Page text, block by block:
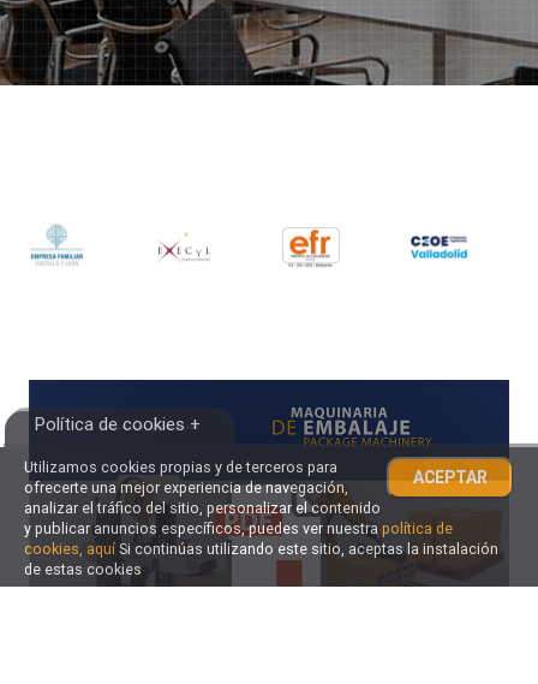
ACEPTAR
Utilizamos cookies propias y de terceros para
ofrecerte una mejor experiencia de navegación,
analizar el tráfico del sitio, personalizar el contenido
y publicar anuncios específicos, puedes ver nuestrapolítica de
cookies, aquíSi continúas utilizando este sitio, aceptas la instalación
de estas cookies
Política de cookies +